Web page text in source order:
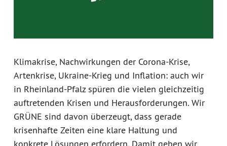
Klimakrise, Nachwirkungen der Corona-Krise,
Artenkrise, Ukraine-Krieg und Inflation: auch wir
in Rheinland-Pfalz spüren die vielen gleichzeitig
auftretenden Krisen und Herausforderungen. Wir
GRÜNE sind davon überzeugt, dass gerade
krisenhafte Zeiten eine klare Haltung und